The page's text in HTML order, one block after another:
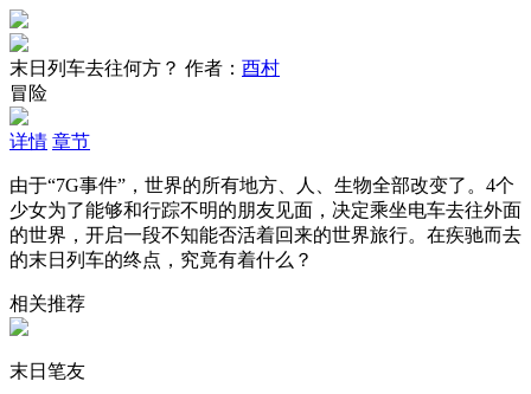
末日列车去往何方？ 作者： 酉村
冒险
详情 章节
由于“7G事件”，世界的所有地方、人、生物全部改变了。4个
少女为了能够和行踪不明的朋友见面，决定乘坐电车去往外面
的世界，开启一段不知能否活着回来的世界旅行。在疾驰而去
的末日列车的终点，究竟有着什么？
相关推荐
末日笔友